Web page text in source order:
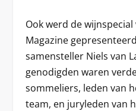
Ook werd de wijnspecial
Magazine
samensteller Niels van
genodigden waren
sommeliers, leden van
team, en juryleden van